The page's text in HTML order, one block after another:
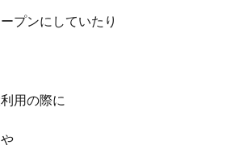
プンにしていたり
用の際に